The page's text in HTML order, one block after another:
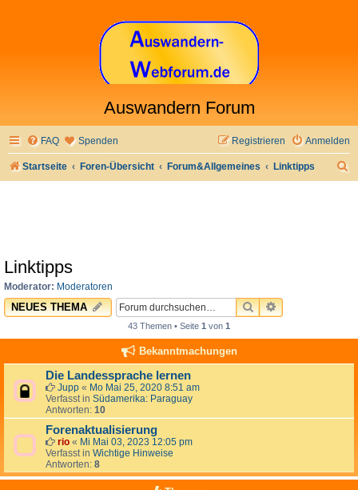
Auswandern Forum
FAQ Spenden Anmelden
Registrieren
Startseite Foren-Übersicht Forum&Allgemeines Linktipps
Linktipps
Moderator: Moderatoren
NEUES THEMA SUCHEERWEITERTE
43 Themen • Seite 1 von 1
Bekanntmachungen
Die Landessprache lernen
Jupp « Mo Mai 25, 2020 8:51 am
Verfasst in Südamerika: Paraguay
Antworten: 10
Forenaktualisierung
rio « Mi Mai 03, 2023 12:05 pm
Verfasst in Wichtige Hinweise
Antworten: 8